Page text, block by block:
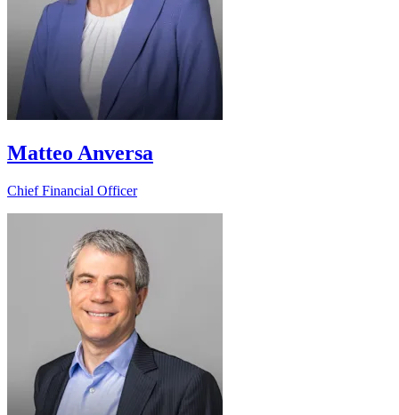
Matteo Anversa
Chief Financial Officer